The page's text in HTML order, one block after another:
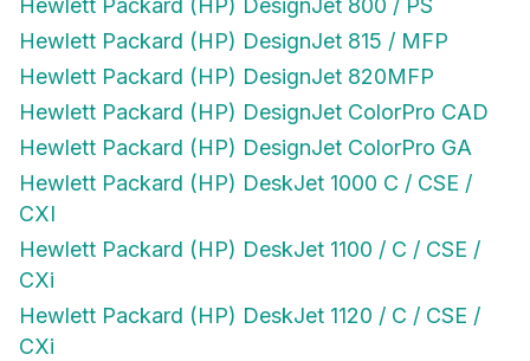
Hewlett Packard (HP) DesignJet 800 / PS
Hewlett Packard (HP) DesignJet 815 / MFP
Hewlett Packard (HP) DesignJet 820MFP
Hewlett Packard (HP) DesignJet ColorPro CAD
Hewlett Packard (HP) DesignJet ColorPro GA
Hewlett Packard (HP) DeskJet 1000 C / CSE /
CXI
Hewlett Packard (HP) DeskJet 1100 / C / CSE /
CXi
Hewlett Packard (HP) DeskJet 1120 / C / CSE /
CXi